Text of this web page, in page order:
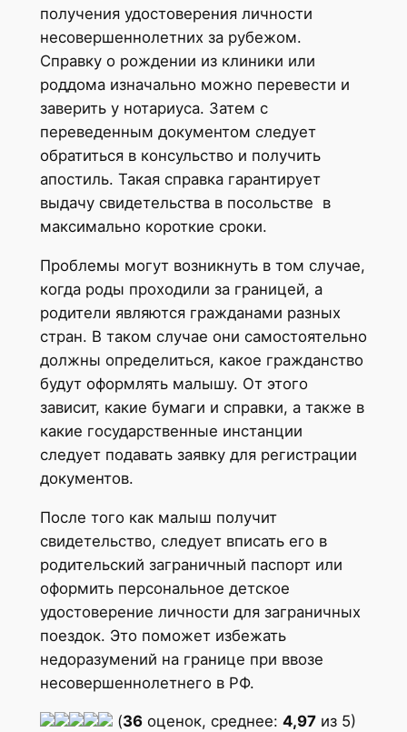
получения удостоверения личности
несовершеннолетних за рубежом.
Справку о рождении из клиники или
роддома изначально можно перевести и
заверить у нотариуса. Затем с
переведенным документом следует
обратиться в консульство и получить
апостиль. Такая справка гарантирует
выдачу свидетельства в посольстве в
максимально короткие сроки.
Проблемы могут возникнуть в том случае,
когда роды проходили за границей, а
родители являются гражданами разных
стран. В таком случае они самостоятельно
должны определиться, какое гражданство
будут оформлять малышу. От этого
зависит, какие бумаги и справки, а также в
какие государственные инстанции
следует подавать заявку для регистрации
документов.
После того как малыш получит
свидетельство, следует вписать его в
родительский заграничный паспорт или
оформить персональное детское
удостоверение личности для заграничных
поездок. Это поможет избежать
недоразумений на границе при ввозе
несовершеннолетнего в РФ.
(36оценок, среднее: 4,97из 5)